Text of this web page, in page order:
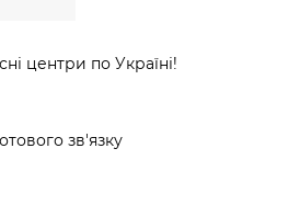
центри по Україні!
зв'язку